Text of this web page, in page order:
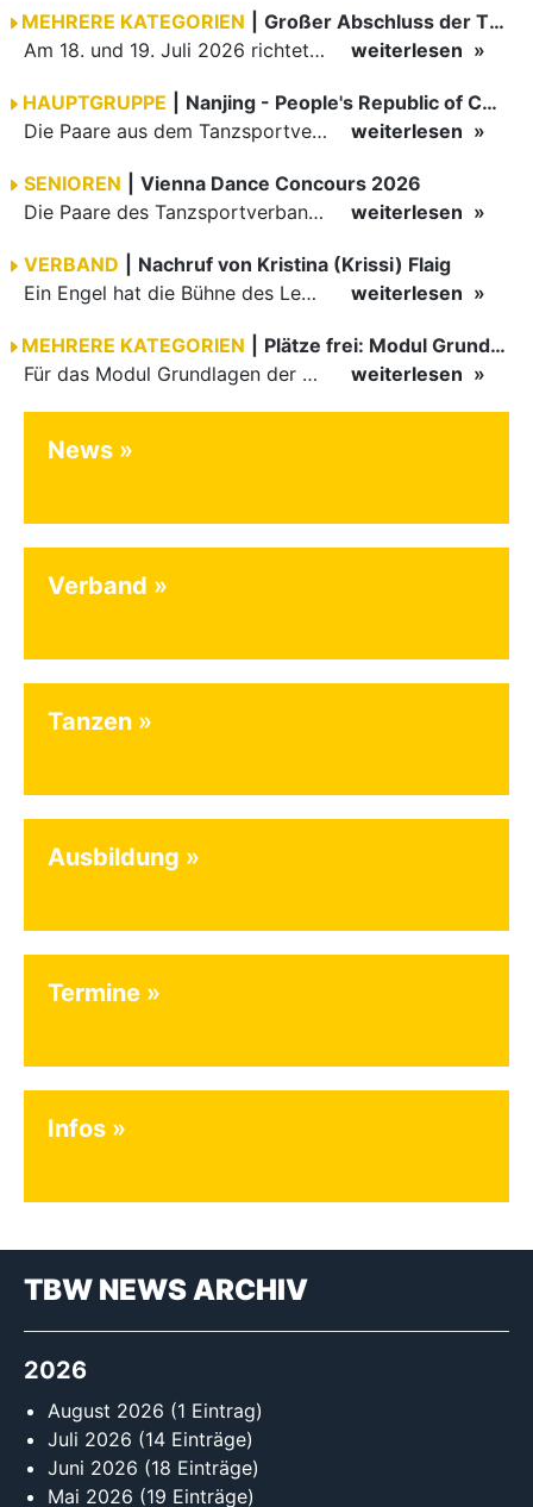
MEHRERE KATEGORIEN
Großer Abschluss der TBW-Trophy in Weinheim
Am 18. und 19. Juli 2026 richtete die Tanzsportabteilung (TSA) der TSG 1862 Weinheim das Abschlussturnier der diesjährigen TBW-Trophy-Serie aus. Zum traditionellen Saisonfinale kamen rund 400 Starts über…
weiterlesen
HAUPTGRUPPE
Nanjing - People's Republic of China
Die Paare aus dem Tanzsportverband Baden-Württemberg (TBW) haben beim hochklassig besetzten WDSF GrandSlam im chinesischen Nanjing wieder einmal auf internationalem Top-Niveau geglänzt. Das…
weiterlesen
SENIOREN
Vienna Dance Concours 2026
Die Paare des Tanzsportverbandes Baden-Württemberg (TBW) glänzten auf dem internationalen Parkett des Vienna Dance Concourse 2026 im Wiener Rathaus mit hervorragenden Platzierungen Ergebnisse unter: …
weiterlesen
VERBAND
Nachruf von Kristina (Krissi) Flaig
Ein Engel hat die Bühne des Lebens verlassen. Viel zu früh, plötzlich und für uns alle unfassbar, wurde unsere geliebte Kristina (Krissi) Flaig im Alter von 36 Jahren aus dem Leben gerissen. Das Tanzen…
weiterlesen
MEHRERE KATEGORIEN
Plätze frei: Modul Grundlagen
Für das Modul Grundlagen der Breitensportausbildung vom 10. bis 13. September an der Landessportschule Albstadt sind noch Plätze frei. Das Modul kann auch für den Lizenzerhalt (30 LE fachlich) genutzt…
weiterlesen
News
Verband
Tanzen
Ausbildung
Termine
Infos
TBW NEWS ARCHIV
2026
August 2026 (1 Eintrag)
Juli 2026 (14 Einträge)
Juni 2026 (18 Einträge)
Mai 2026 (19 Einträge)